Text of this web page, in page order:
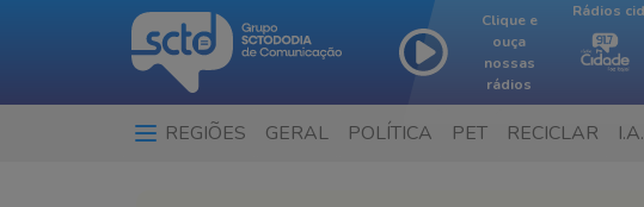
Clique e
ouça
nossas
rádios
Rádios
REGIÕES GERAL POLÍTICA PET RECICLAR I.A.